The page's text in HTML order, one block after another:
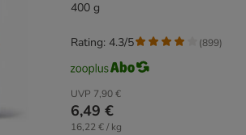
400 g
UVP 7,90 €
6,49 €
16,22 € / kg
Rating: 4.3/5 (899)